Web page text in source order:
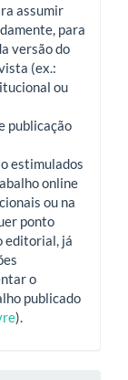
assumir
para
versão do
(ex.:
ou
publicação
estimulados
online
ou na
ponto
editorial, já
o
publicado
).